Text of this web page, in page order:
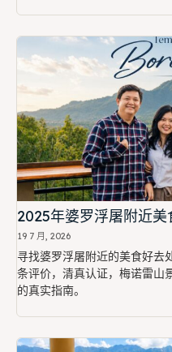
2025年婆罗浮屠附近美
19 7 月, 2026
寻找婆罗浮屠附近的美食好去
条评价，清真认证，梅诺雷山
的真实指南。